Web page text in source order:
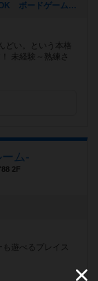
[NEW] 10/29（金）平日ボードゲーム会🎲持ち込みOK ボードゲームCAFENOW主催《初心者さん、おひとりでの参加歓迎!!》（2021年10月22日 11時04分）
どい。という本格
未経験～熟練さ
ム-
2F
も遊べるプレイス